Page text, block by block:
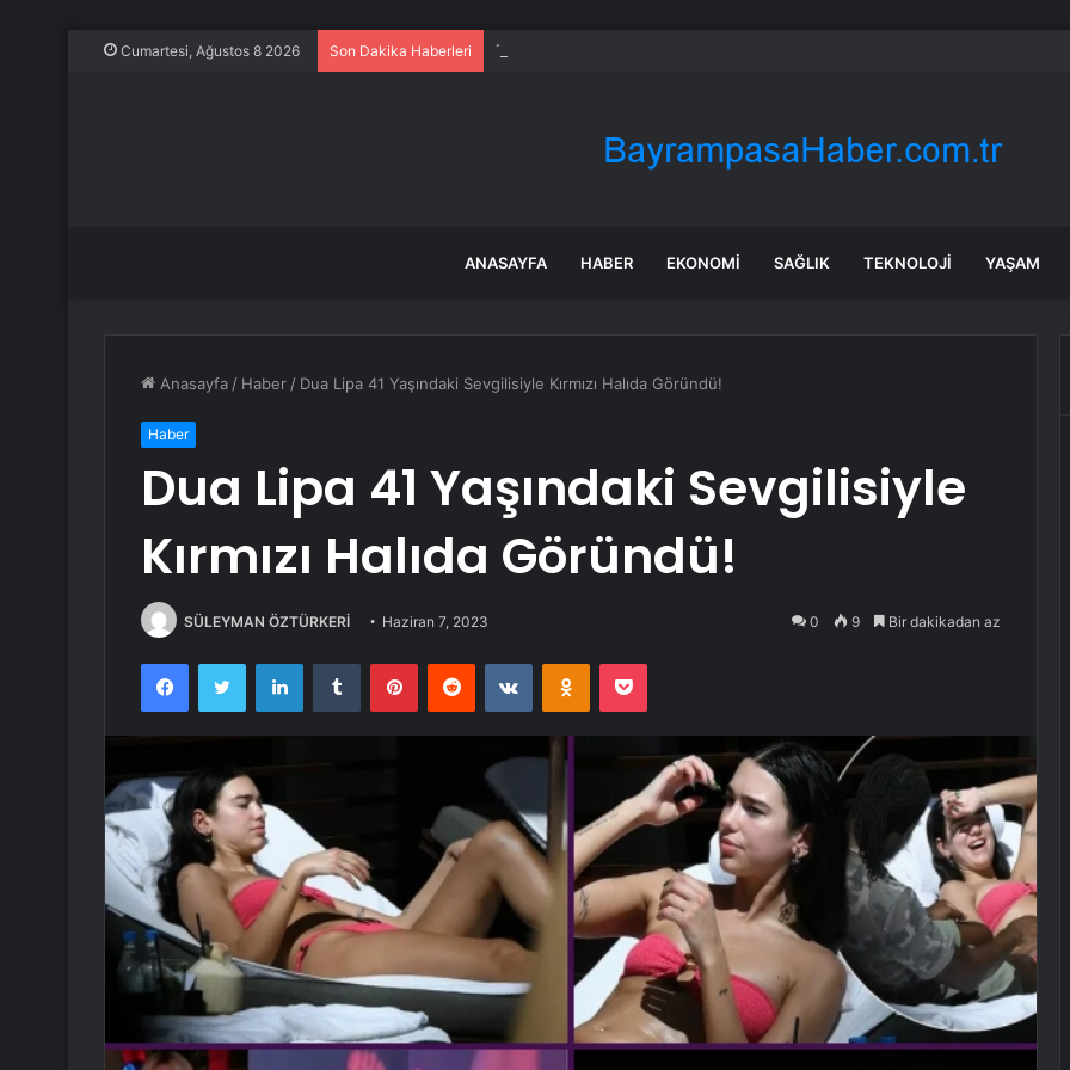
Cumartesi, Ağustos 8 2026 Son Dakika Haberleri Trump: Şi ve Putin İran’a silah satmayacaklarını söyledi
ANASAYFA HABER EKONOMI SAĞLIK TEKNOLOJI YAŞAM
Anasayfa / Haber / Dua Lipa 41 Yaşındaki Sevgilisiyle Kırmızı Halıda Göründü!
Haber
Dua Lipa 41 Yaşındaki Sevgilisiyle
Kırmızı Halıda Göründü!
SÜLEYMAN ÖZTÜRKERİ Haziran 7, 2023 0 9 Bir dakikadan az
FacebookTwitter LinkedInTumblr PinterestReddit VKontakteOdnoklassniki
Pocket